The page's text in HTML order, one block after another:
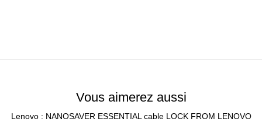
Vous aimerez aussi
Lenovo : NANOSAVER ESSENTIAL cable LOCK FROM LENOVO